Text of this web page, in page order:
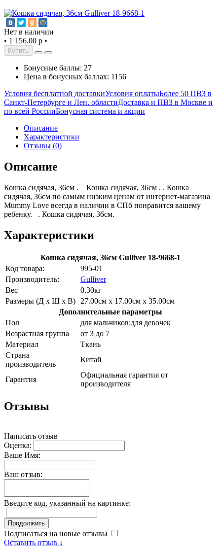
Нет в наличии
• 1 156.00 р •
Купить
Бонусные баллы: 27
Цена в бонусных баллах: 1156
Условия бесплатной доставкиУсловия оплатыБолее 50 ПВЗ в
Санкт-Петербурге и Лен. областиДоставка и ПВЗ в Москве и
по всей РоссииБонусная система и акции
Описание
Характеристики
Отзывы (0)
Описание
Кошка сидячая, 36см . Кошка сидячая, 36см . . Кошка
сидячая, 36см по самым низким ценам от интернет-магазина
Mummy Love всегда в наличии в СПб понравится вашему
ребенку. . Кошка сидячая, 36см.
Характеристики
Кошка сидячая, 36см Gulliver 18-9668-1
Код товара:
995-01
Производитель:
Gulliver
Вес
0.30кг
Размеры (Д х Ш х В)
27.00см x 17.00см x 35.00см
Дополнительные параметры
Пол
для мальчиков:для девочек
Возрастная группа
от 3 до 7
Материал
Ткань
Страна
производитель
Китай
Гарантия
Официальная гарантия от
производителя
Отзывы
Написать отзыв
Оценка:
Ваше Имя:
Ваш отзыв:
Введите код, указанный на картинке:
Продолжить
Подписаться на новые отзывы
Оставить отзыв ↓